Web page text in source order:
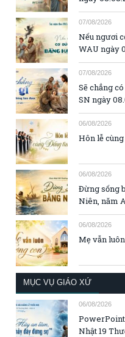
07/08/2026
Nếu ngươi
WAU ngày
07/08/2026
Sẽ chẳng
SN ngày
06/08/2026
Hôn lễ
06/08/2026
Đừng sống
Niên, năm
06/08/2026
Mẹ vẫn
MỤC VỤ GIÁO XỨ
06/08/2026
PowerPoint
Nhật 19